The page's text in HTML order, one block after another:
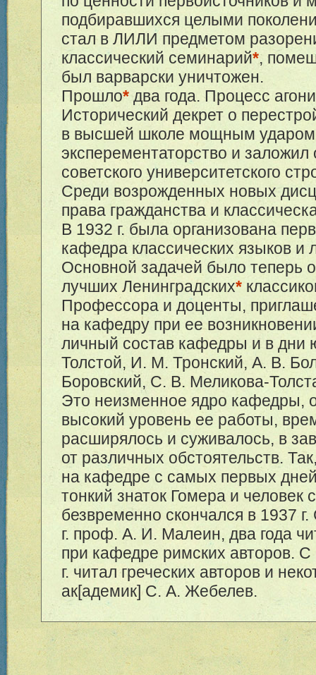
подбиравшихся целыми
стал в ЛИЛИ предметом
классический семинарий*,
был варварски уничтожен.
Прошло* два года. Процесс
Исторический декрет о
в высшей школе мощным ударом
эксперементаторство и заложил
советского университетского
Среди возрожденных новых
права гражданства и
В 1932 г. была организована
кафедра классических языков и
Основной задачей было теперь
лучших Ленинградских*
Профессора и доценты,
на кафедру при ее
личный состав кафедры и в дни
Толстой, И. М. Тронский, А. В.
Боровский, С. В. Меликова-
Это неизменное ядро кафедры,
высокий уровень ее работы,
расширялось и суживалось, в
от различных обстоятельств.
на кафедре с самых первых
тонкий знаток Гомера и человек
безвременно скончался в 1937
г. проф. А. И. Малеин, два года
при кафедре римских авторов. С
г. читал греческих авторов и
ак[адемик] С. А. Жебелев.